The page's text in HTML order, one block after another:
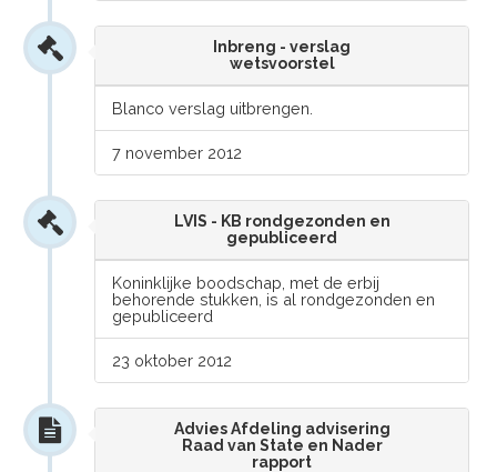
Inbreng - verslag
wetsvoorstel
Blanco verslag uitbrengen.
7 november 2012
LVIS - KB rondgezonden en
gepubliceerd
Koninklijke boodschap, met de erbij
behorende stukken, is al rondgezonden en
gepubliceerd
23 oktober 2012
Advies Afdeling advisering
Raad van State en Nader
rapport